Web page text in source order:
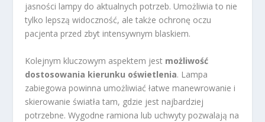
jasności lampy do aktualnych potrzeb. Umożliwia to nie
tylko lepszą widoczność, ale także ochronę oczu
pacjenta przed zbyt intensywnym blaskiem.
Kolejnym kluczowym aspektem jest możliwość
dostosowania kierunku oświetlenia. Lampa
zabiegowa powinna umożliwiać łatwe manewrowanie i
skierowanie światła tam, gdzie jest najbardziej
potrzebne. Wygodne ramiona lub uchwyty pozwalają na